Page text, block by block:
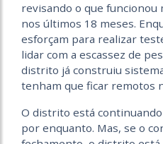
revisando o que funcionou
nos últimos 18 meses.
esforçam para realizar
lidar com a escassez de
distrito já construiu
tenham que ficar remotos
O distrito está
por enquanto. Mas, se o